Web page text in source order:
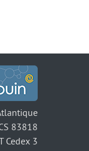
83818
Cedex 3